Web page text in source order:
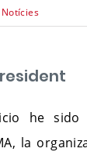
Notícies
he
la